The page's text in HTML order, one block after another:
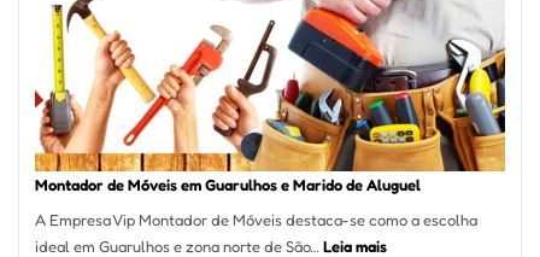
Brasileira
e
Marmitex
em
Destaque
em
Tatuí
Montador de Móveis em Guarulhos e Marido de Aluguel
A Empresa Vip Montador de Móveis destaca-se como a escolha
ideal em Guarulhos e zona norte de São… Leia mais: